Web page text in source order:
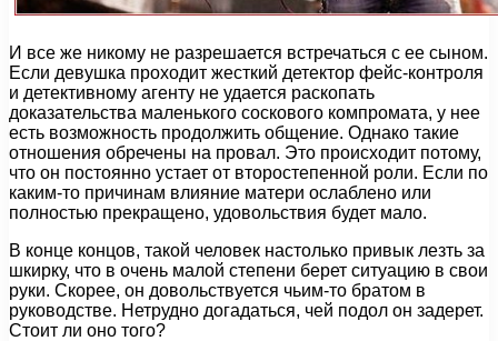
И все же никому не разрешается встречаться с ее сыном.
Если девушка проходит жесткий детектор фейс-контроля
и детективному агенту не удается раскопать
доказательства маленького соскового компромата, у нее
есть возможность продолжить общение. Однако такие
отношения обречены на провал. Это происходит потому,
что он постоянно устает от второстепенной роли. Если по
каким-то причинам влияние матери ослаблено или
полностью прекращено, удовольствия будет мало.
В конце концов, такой человек настолько привык лезть за
шкирку, что в очень малой степени берет ситуацию в свои
руки. Скорее, он довольствуется чьим-то братом в
руководстве. Нетрудно догадаться, чей подол он задерет.
Стоит ли оно того?